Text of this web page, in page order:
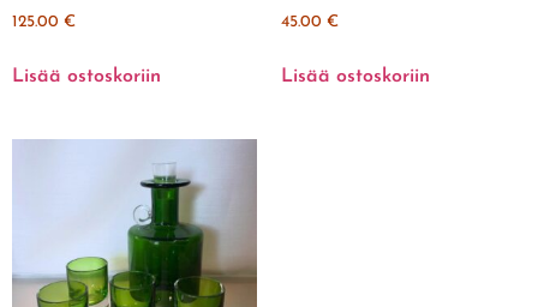
125.00 €
Lisää ostoskoriin
45.00 €
Lisää ostoskoriin